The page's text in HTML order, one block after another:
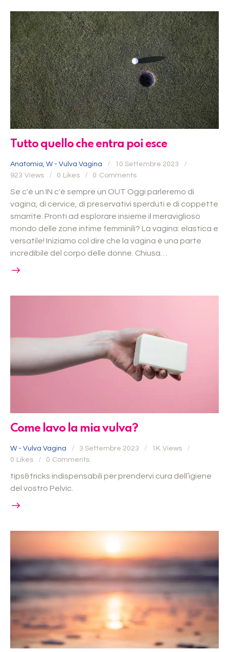
Tutto quello che entra poi esce
Anatomia W - Vulva Vagina
10 Settembre 2023
923 Views 0 Likes 0 Comments
Se c'è un IN c'è sempre un OUT Oggi parleremo di
vagina, di cervice, di preservativi sperduti e di coppette
smarrite. Pronti ad esplorare insieme il meraviglioso
mondo delle zone intime femminili? La vagina: elastica e
versatile! Iniziamo col dire che la vagina è una parte
incredibile del corpo delle donne. Chiusa…
Come lavo la mia vulva?
W - Vulva Vagina 3 Settembre 2023 1K Views
0 Likes 0 Comments
tips&tricks indispensabili per prendervi cura dell’igiene
del vostro Pelvìc.